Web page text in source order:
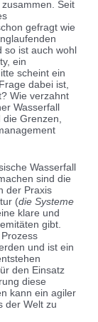
Seit
gefragt wie
so ist auch wohl
ein
scheint ein
dabei ist,
Wie verzahnt
Wasserfall
Grenzen,
Wasserfall
sind die
der Praxis
(die Systeme
klare und
gibt.
und ist ein
den Einsatz
diese
kann ein agiler
der Welt zu